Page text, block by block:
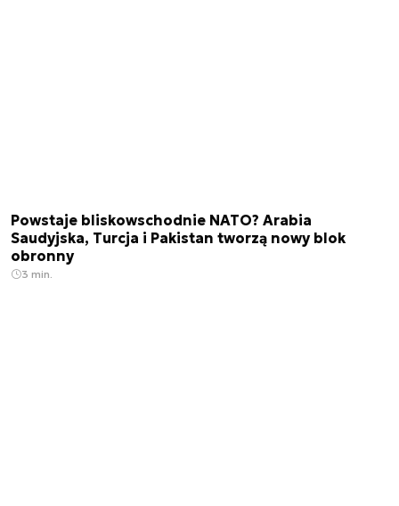
Powstaje bliskowschodnie NATO? Arabia
Saudyjska, Turcja i Pakistan tworzą nowy blok
obronny
3 min.